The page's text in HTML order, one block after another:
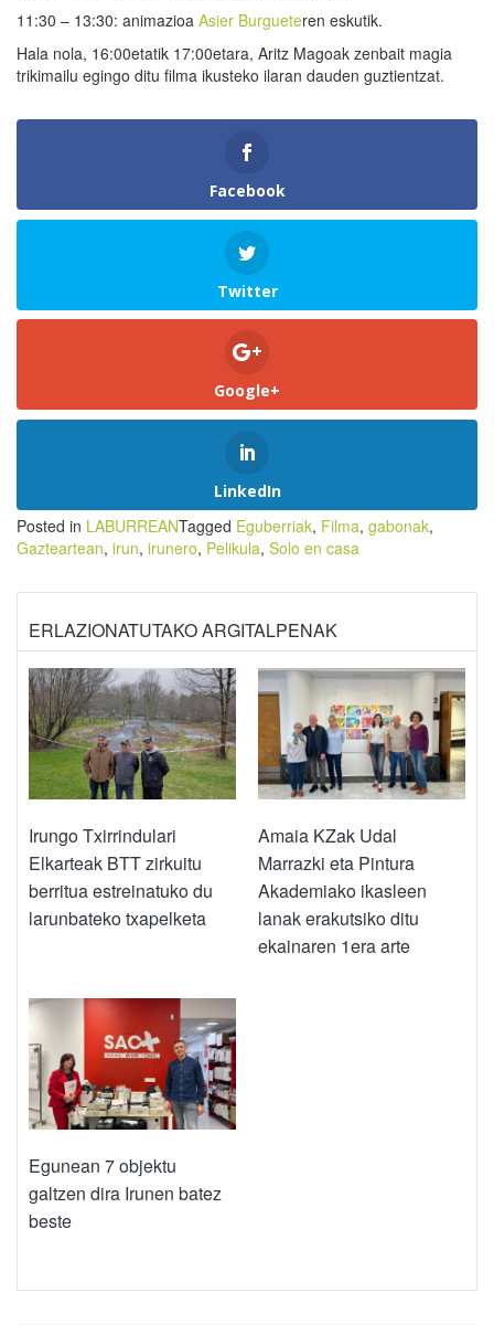
11:30 – 13:30: animazioa Asier Burgueteren eskutik.
Hala nola, 16:00etatik 17:00etara, Aritz Magoak zenbait magia
trikimailu egingo ditu filma ikusteko ilaran dauden guztientzat.
Facebook
Twitter
Google+
LinkedIn
Posted in LABURREANTagged Eguberriak, Filma, gabonak,
Gazteartean, irun, irunero, Pelikula, Solo en casa
ERLAZIONATUTAKO ARGITALPENAK
Irungo Txirrindulari
Elkarteak BTT zirkuitu
berritua estreinatuko du
larunbateko txapelketa
Amaia KZak Udal
Marrazki eta Pintura
Akademiako ikasleen
lanak erakutsiko ditu
ekainaren 1era arte
Egunean 7 objektu
galtzen dira Irunen batez
beste